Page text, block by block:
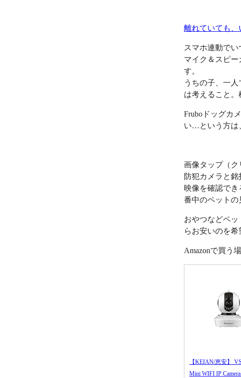
離れていても、
スマホ連動で
マイク＆スピ
す。
うちの子、一
は考えること。
Fruboドッグカ
い…という方は
画像タップ（ク
防犯カメラと
映像を確認で
番中のペットの
おやつなどペ
らお安いのを希
Amazonで買う
【KEIAN/恵安】
Mini WIFI IP